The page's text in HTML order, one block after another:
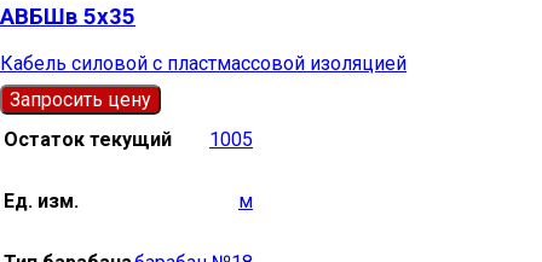
АВБШв 5х35
Кабель силовой с пластмассовой изоляцией
Запросить цену
Остаток текущий
1005
Ед. изм. м